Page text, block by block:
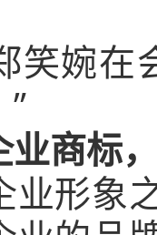
婉在会
业商标
形象之